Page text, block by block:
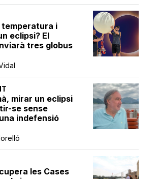
temperatura i
eclipsi? El
tres globus
mirar un eclipsi
se sense
indefensió
les Cases